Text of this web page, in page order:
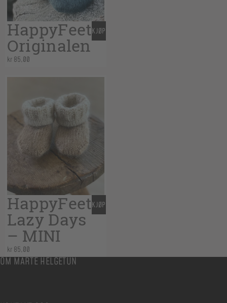
HappyFeet
Originalen
kr85,00
KJØP
HappyFeet
Lazy Days
– MINI
kr85,00
KJØP
OM MARTE HELGETUN